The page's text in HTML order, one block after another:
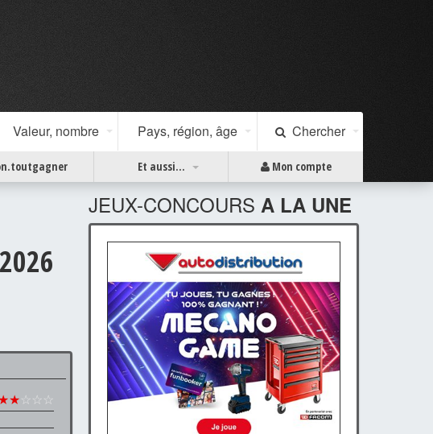
Valeur, nombre Pays, région, âge Chercher
Et aussi... Mon compte
JEUX-CONCOURS A LA UNE
☆☆☆